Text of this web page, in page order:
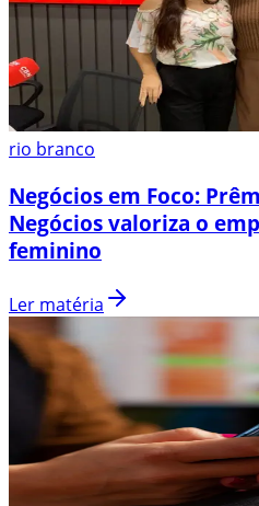
rio branco
Negócios em Foco:
Negócios valoriza o
feminino
Ler matéria